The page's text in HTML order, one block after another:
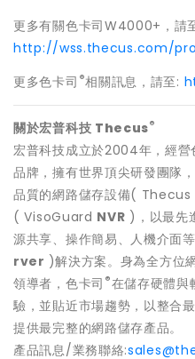
更多有關色卡司W4000+，請
http://wss.thecus.com/
更多色卡司 ®相關訊息，請至:
關於宏普科技 Thecus®
宏普科技成立於2004年，經營
品牌，擁有世界頂尖研發團隊
品質的網路儲存設備( Thecus
(VisoGuard NVR )，以最先
源共享、操作簡易、人機介面
rver )解決方案。身為全方位
領導者，色卡司 ®在儲存硬體與
驗，並貼近市場趨勢，以整合
提供最完整的網路儲存產品。
產品訊息/業務聯絡: